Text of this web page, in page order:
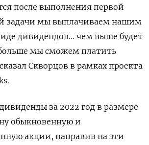
после выполнения первой
задачи мы выплачиваем нашим
дивидендов... чем выше будет
мы сможем платить
Скворцов в рамках проекта
за 2022 год в размере
обыкновенную и
акции, направив на эти